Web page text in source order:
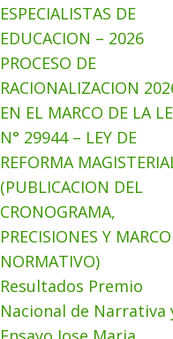
ESPECIALISTAS DE
EDUCACION – 2026
PROCESO DE
RACIONALIZACION
EN EL MARCO DE LA
N° 29944 – LEY DE
REFORMA
(PUBLICACION DEL
CRONOGRAMA,
PRECISIONES Y MARCO
NORMATIVO)
Resultados Premio
Nacional de Narrativa